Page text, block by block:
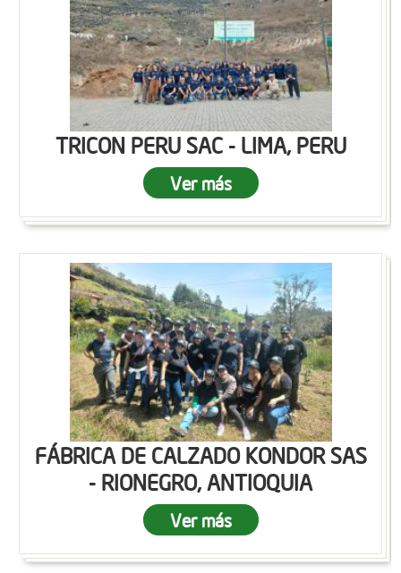
TRICON PERU SAC - LIMA, PERU
Ver más
FÁBRICA DE CALZADO KONDOR SAS
- RIONEGRO, ANTIOQUIA
Ver más